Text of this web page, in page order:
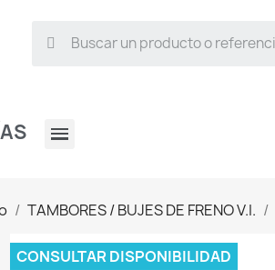
TAMBORES / BUJES DE FRENO V.I.
CONSULTAR DISPONIBILIDAD